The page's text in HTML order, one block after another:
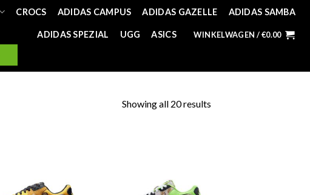
CROCS ADIDAS CAMPUS ADIDAS GAZELLE ADIDAS SAMBA
ADIDAS SPEZIAL UGG ASICS WINKELWAGEN /€0.00
Showing all 20 results